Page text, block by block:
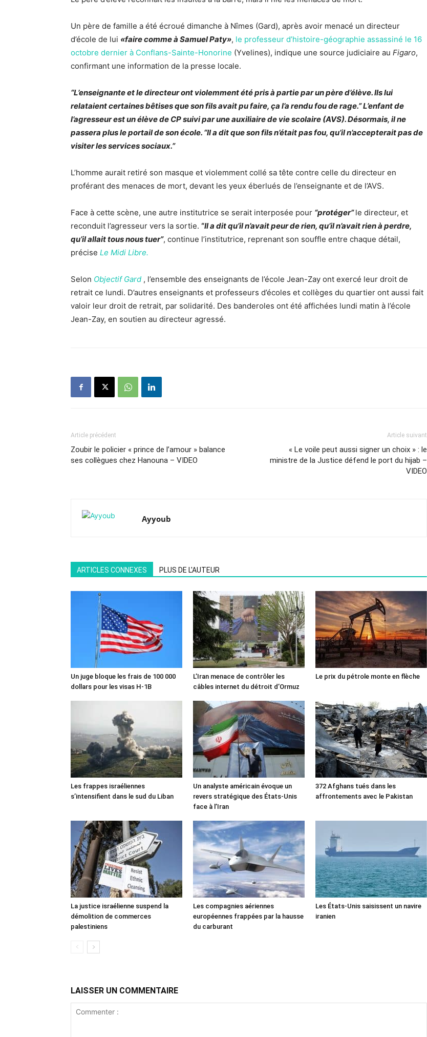
Un père de famille a été écroué dimanche à Nîmes (Gard), après avoir menacé un directeur
d’école de lui «faire comme à Samuel Paty», le professeur d’histoire-géographie assassiné le 16
octobre dernier à Conflans-Sainte-Honorine (Yvelines), indique une source judiciaire au Figaro,
confirmant une information de la presse locale.
“L’enseignante et le directeur ont violemment été pris à partie par un père d’élève. Ils lui
relataient certaines bêtises que son fils avait pu faire, ça l’a rendu fou de rage.” L’enfant de
l’agresseur est un élève de CP suivi par une auxiliaire de vie scolaire (AVS). Désormais, il ne
passera plus le portail de son école. “Il a dit que son fils n’était pas fou, qu’il n’accepterait pas de
visiter les services sociaux.”
L’homme aurait retiré son masque et violemment collé sa tête contre celle du directeur en
proférant des menaces de mort, devant les yeux éberlués de l’enseignante et de l’AVS.
Face à cette scène, une autre institutrice se serait interposée pour “protéger”le directeur, et
reconduit l’agresseur vers la sortie. “Il a dit qu’il n’avait peur de rien, qu’il n’avait rien à perdre,
qu’il allait tous nous tuer”, continue l’institutrice, reprenant son souffle entre chaque détail,
précise Le Midi Libre.
Selon Objectif Gard , l’ensemble des enseignants de l’école Jean-Zay ont exercé leur droit de
retrait ce lundi. D’autres enseignants et professeurs d’écoles et collèges du quartier ont aussi fait
valoir leur droit de retrait, par solidarité. Des banderoles ont été affichées lundi matin à l’école
Jean-Zay, en soutien au directeur agressé.
Article précédent
Zoubir le policier « prince de l’amour » balance
ses collègues chez Hanouna – VIDEO
Article suivant
« Le voile peut aussi signer un choix » : le
ministre de la Justice défend le port du hijab –
VIDEO
Ayyoub
ARTICLES CONNEXES PLUS DE L'AUTEUR
Un juge bloque les frais de 100 000
dollars pour les visas H-1B
L’Iran menace de contrôler les
câbles internet du détroit d’Ormuz
Le prix du pétrole monte en flèche
Les frappes israéliennes
s’intensifient dans le sud du Liban
Un analyste américain évoque un
revers stratégique des États-Unis
face à l’Iran
372 Afghans tués dans les
affrontements avec le Pakistan
La justice israélienne suspend la
démolition de commerces
palestiniens
Les compagnies aériennes
européennes frappées par la hausse
du carburant
Les États-Unis saisissent un navire
iranien
LAISSER UN COMMENTAIRE